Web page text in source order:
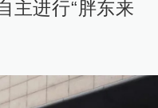
主进行“胖东来